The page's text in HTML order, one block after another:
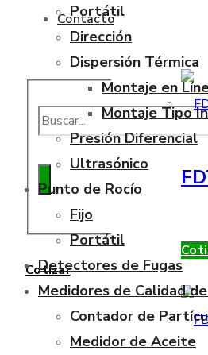
Contacto
Cotizar
Portátil
Dirección
Dispersión Térmica
Montaje en
Montaje Tipo
Presión Diferencial
Ultrasónico
Punto de Rocío
Fijo
Portátil
Detectores de Fugas
Medidores de Calidad
Contador de
Medidor de Aceite